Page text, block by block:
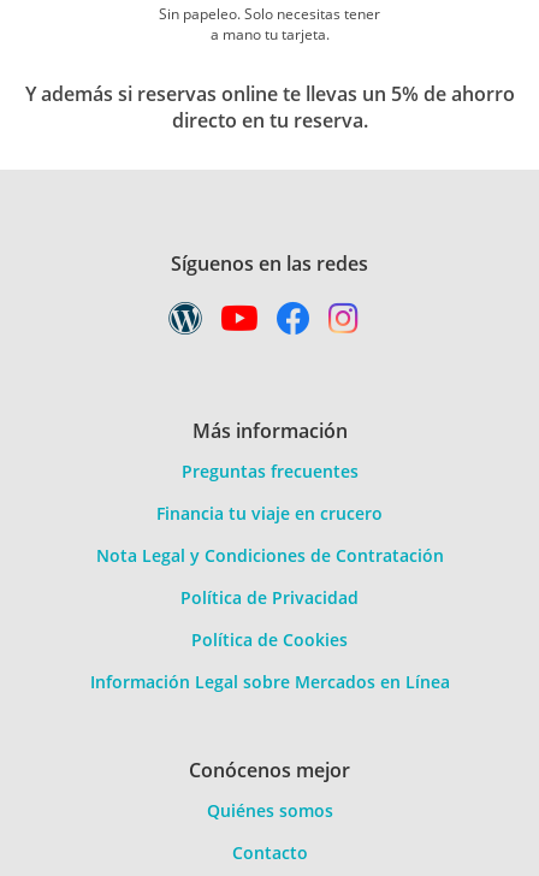
Sin papeleo. Solo necesitas tener
a mano tu tarjeta.
Y además si reservas online te llevas un 5% de ahorro
directo en tu reserva.
Síguenos en las redes
Más información
Preguntas frecuentes
Financia tu viaje en crucero
Nota Legal y Condiciones de Contratación
Política de Privacidad
Política de Cookies
Información Legal sobre Mercados en Línea
Conócenos mejor
Quiénes somos
Contacto